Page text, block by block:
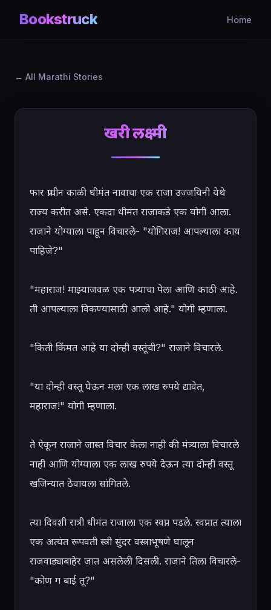
Bookstruck Home
All Marathi Stories
खरी लक्ष्मी
फार प्राचीन काळी धीमंत नावाचा एक राजा उज्जयिनी येथे
राज्य करीत असे. एकदा धीमंत राजाकडे एक योगी आला.
राजाने योग्याला पाहून विचारले- "योगिराज! आपल्याला काय
पाहिजे?"
"महाराज! माझ्याजवळ एक पत्र्याचा पेला आणि काठी आहे.
ती आपल्याला विकण्यासाठी आलो आहे." योगी म्हणाला.
"किती किंमत आहे या दोन्ही वस्तूंची?" राजाने विचारले.
"या दोन्ही वस्तू घेऊन मला एक लाख रुपये द्यावेत,
महाराज!" योगी म्हणाला.
ते ऐकून राजाने जास्त विचार केला नाही की मंत्र्याला विचारले
नाही आणि योग्याला एक लाख रुपये देऊन त्या दोन्ही वस्तू
खजिन्यात ठेवायला सांगितले.
त्या दिवशी रात्री धीमंत राजाला एक स्वप्न पडले. स्वप्नात त्याला
एक अत्यंत रूपवती स्त्री सुंदर वस्त्राभूषणे घालून
राजवाड्याबाहेर जात असलेली दिसली. राजाने तिला विचारले-
"कोण ग बाई तू?"